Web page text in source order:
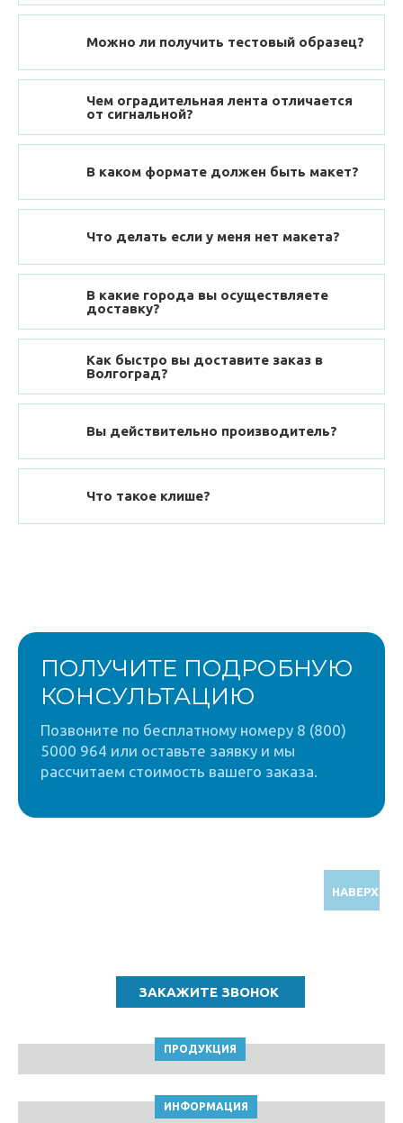
Можно ли получить тестовый образец?
Чем оградительная лента отличается
от сигнальной?
В каком формате должен быть макет?
Что делать если у меня нет макета?
В какие города вы осуществляете
доставку?
Как быстро вы доставите заказ в
Волгоград?
Вы действительно производитель?
Что такое клише?
ПОЛУЧИТЕ ПОДРОБНУЮ
КОНСУЛЬТАЦИЮ
Позвоните по бесплатному номеру 8 (800)
5000 964 или оставьте заявку и мы
рассчитаем стоимость вашего заказа.
НАВЕРХ
ПРОДУКЦИЯ
ИНФОРМАЦИЯ